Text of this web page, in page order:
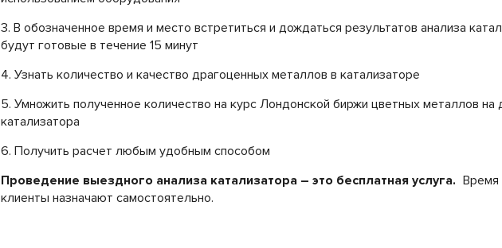
3. В обозначенное время и место встретиться и дождаться результатов анализа
будут готовые в течение 15 минут
4. Узнать количество и качество драгоценных металлов в катализаторе
5. Умножить полученное количество на курс Лондонской биржи цветных металлов на
катализатора
6. Получить расчет любым удобным способом
Проведение выездного анализа катализатора – это бесплатная услуга. Время
клиенты назначают самостоятельно.